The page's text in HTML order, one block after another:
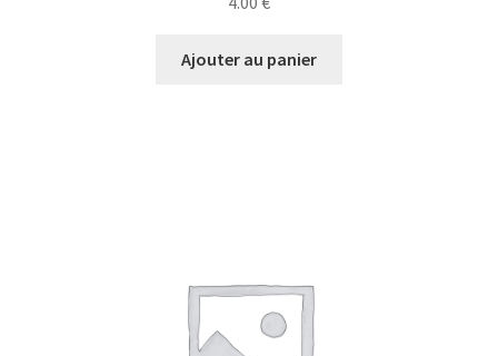
Ajouter au panier